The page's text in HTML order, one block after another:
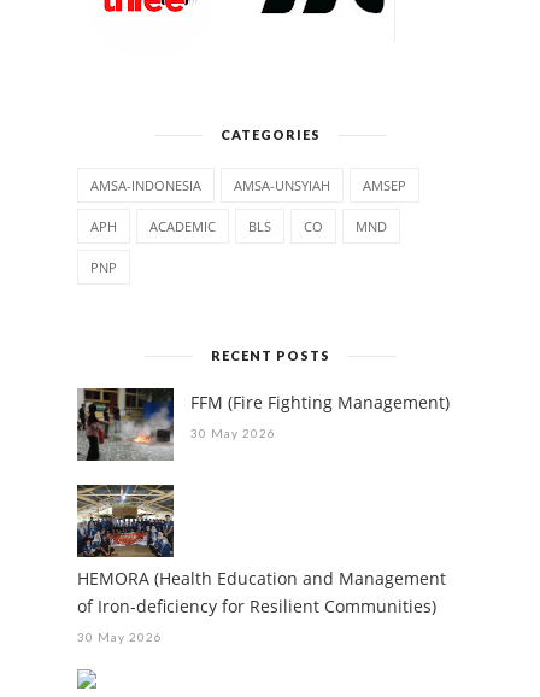
CATEGORIES
AMSA-INDONESIA AMSA-UNSYIAH AMSEP
APH ACADEMIC BLS CO MND
PNP
RECENT POSTS
FFM (Fire Fighting Management)
30 May 2026
HEMORA (Health Education and Management
of Iron-deficiency for Resilient Communities)
30 May 2026